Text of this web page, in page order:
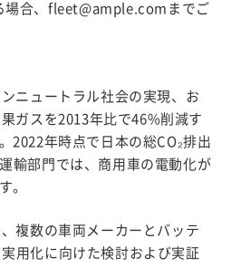
合、 fleet@ample.com までご
ニュートラル社会の実現、お
ガスを2013年比で46%削減す
2022年時点で日本の総CO₂排出
輸部門では、商用車の電動化が
。
複数の車両メーカーとバッテ
用化に向けた検討および実証